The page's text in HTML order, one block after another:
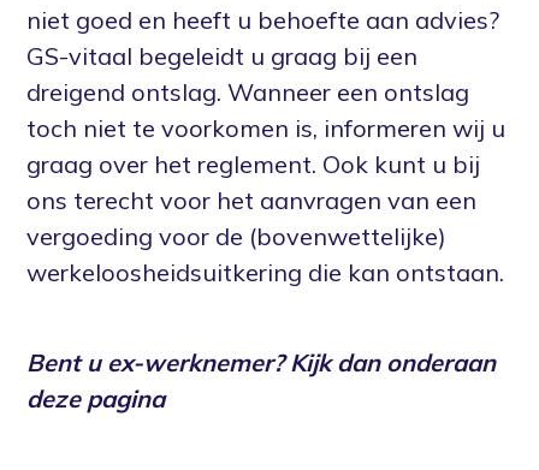
niet goed en heeft u behoefte aan advies?
GS-vitaal begeleidt u graag bij een
dreigend ontslag. Wanneer een ontslag
toch niet te voorkomen is, informeren wij u
graag over het reglement. Ook kunt u bij
ons terecht voor het aanvragen van een
vergoeding voor de (bovenwettelijke)
werkeloosheidsuitkering die kan ontstaan.
Bent u ex-werknemer? Kijk dan onderaan
deze pagina